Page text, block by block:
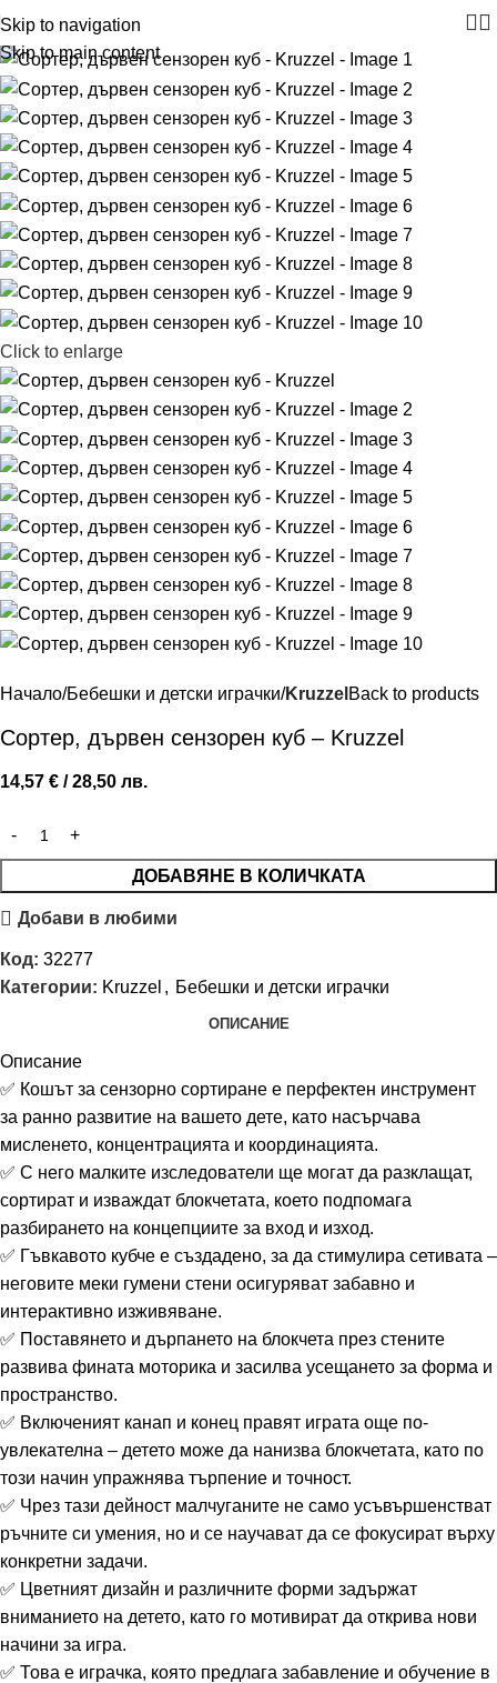
Skip to navigation
Skip to main content
Click to enlarge
Начало Бебешки и детски играчки Kruzzel Back to products
Сортер, дървен сензорен куб – Kruzzel
14,57 € / 28,50 лв.
ДОБАВЯНЕ В КОЛИЧКАТА
Добави в любими
Код: 32277
Категории: Kruzzel , Бебешки и детски играчки
ОПИСАНИЕ
Описание
✅ Кошът за сензорно сортиране е перфектен инструмент
за ранно развитие на вашето дете, като насърчава
мисленето, концентрацията и координацията.
✅ С него малките изследователи ще могат да разклащат,
сортират и изваждат блокчетата, което подпомага
разбирането на концепциите за вход и изход.
✅ Гъвкавото кубче е създадено, за да стимулира сетивата –
неговите меки гумени стени осигуряват забавно и
интерактивно изживяване.
✅ Поставянето и дърпането на блокчета през стените
развива фината моторика и засилва усещането за форма и
пространство.
✅ Включеният канап и конец правят играта още по-
увлекателна – детето може да нанизва блокчетата, като по
този начин упражнява търпение и точност.
✅ Чрез тази дейност малчуганите не само усъвършенстват
ръчните си умения, но и се научават да се фокусират върху
конкретни задачи.
✅ Цветният дизайн и различните форми задържат
вниманието на детето, като го мотивират да открива нови
начини за игра.
✅ Това е играчка, която предлага забавление и обучение в